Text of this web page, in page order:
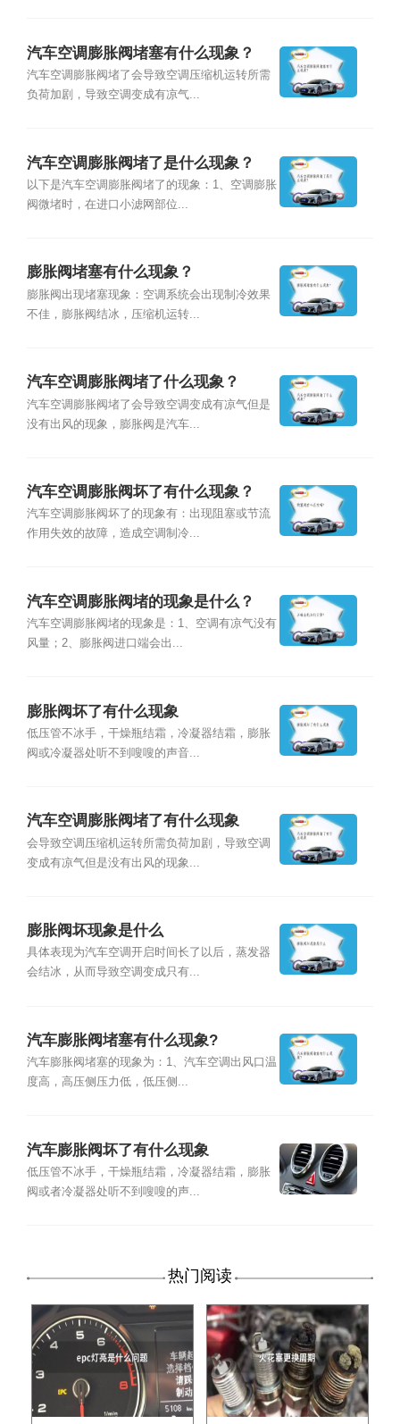
汽车空调膨胀阀堵塞有什么现象？
汽车空调膨胀阀堵了会导致空调压缩机运转所需
负荷加剧，导致空调变成有凉气...
汽车空调膨胀阀堵了是什么现象？
以下是汽车空调膨胀阀堵了的现象：1、空调膨胀
阀微堵时，在进口小滤网部位...
膨胀阀堵塞有什么现象？
膨胀阀出现堵塞现象：空调系统会出现制冷效果
不佳，膨胀阀结冰，压缩机运转...
汽车空调膨胀阀堵了什么现象？
汽车空调膨胀阀堵了会导致空调变成有凉气但是
没有出风的现象，膨胀阀是汽车...
汽车空调膨胀阀坏了有什么现象？
汽车空调膨胀阀坏了的现象有：出现阻塞或节流
作用失效的故障，造成空调制冷...
汽车空调膨胀阀堵的现象是什么？
汽车空调膨胀阀堵的现象是：1、空调有凉气没有
风量；2、膨胀阀进口端会出...
膨胀阀坏了有什么现象
低压管不冰手，干燥瓶结霜，冷凝器结霜，膨胀
阀或冷凝器处听不到嗖嗖的声音...
汽车空调膨胀阀堵了有什么现象
会导致空调压缩机运转所需负荷加剧，导致空调
变成有凉气但是没有出风的现象...
膨胀阀坏现象是什么
具体表现为汽车空调开启时间长了以后，蒸发器
会结冰，从而导致空调变成只有...
汽车膨胀阀堵塞有什么现象?
汽车膨胀阀堵塞的现象为：1、汽车空调出风口温
度高，高压侧压力低，低压侧...
汽车膨胀阀坏了有什么现象
低压管不冰手，干燥瓶结霜，冷凝器结霜，膨胀
阀或者冷凝器处听不到嗖嗖的声...
热门阅读